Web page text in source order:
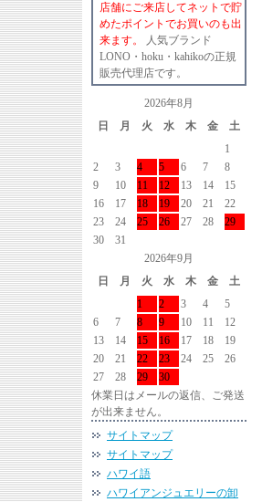
店舗にご来店してネットで貯
めたポイントでお買いのも出
来ます。
人気ブランド
LONO・hoku・kahikoの正規
販売代理店です。
2026年8月
日
月 火 水 木 金
土
1
2
3 4 5 6 7
8
9
10 11 12 13 14
15
16
17 18 19 20 21
22
23
24 25 26 27 28
29
30
31
2026年9月
日
月 火 水 木 金
土
1
2 3 4
5
6
7 8 9 10 11
12
13
14 15 16 17 18
19
20
21 22 23 24 25
26
27
28 29
30
休業日はメールの返信、ご発送
が出来ません。
サイトマップ
サイトマップ
ハワイ語
ハワイアンジュエリーの卸